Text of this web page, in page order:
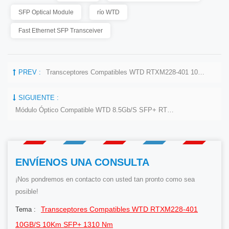
SFP Optical Module río WTD
Fast Ethernet SFP Transceiver
PREV : Transceptores Compatibles WTD RTXM228-401 10GB/s 10Km SFP+ 1310 Nm
SIGUIENTE :
Módulo Óptico Compatible WTD 8.5Gb/s SFP+ RTXM228-851 850nm 150m LC
ENVÍENOS UNA CONSULTA
¡Nos pondremos en contacto con usted tan pronto como sea
posible!
Tema :
Transceptores Compatibles WTD RTXM228-401
10GB/s 10Km SFP+ 1310 Nm